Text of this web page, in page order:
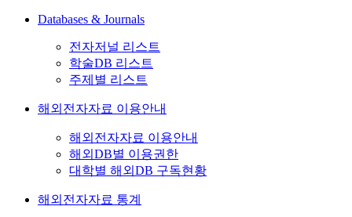
Databases & Journals
전자저널 리스트
학술DB 리스트
주제별 리스트
해외전자자료 이용안내
해외전자자료 이용안내
해외DB별 이용권한
대학별 해외DB 구독현황
해외전자자료 통계